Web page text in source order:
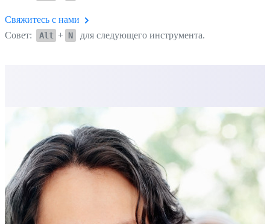
Свяжитесь с нами
Совет:
Alt + N для следующего инструмента.